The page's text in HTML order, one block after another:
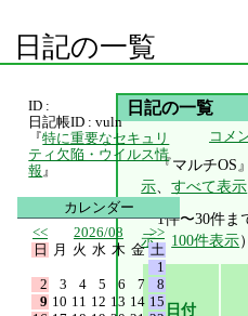
日記の一覧
日記の一覧
コメ
『マルチOS
示、すべて表示
1件〜30件ま
示、 100件表示）
日付
ID :
日記帳ID : vuln
『特に重要なセキュリ
ティ欠陥・ウイルス情
報 』
カレンダー
<<
2026/08
>>
日
月 火 水 木 金 土
1
2
3 4 5 6 7
8
9 10 11 12 13 14 15